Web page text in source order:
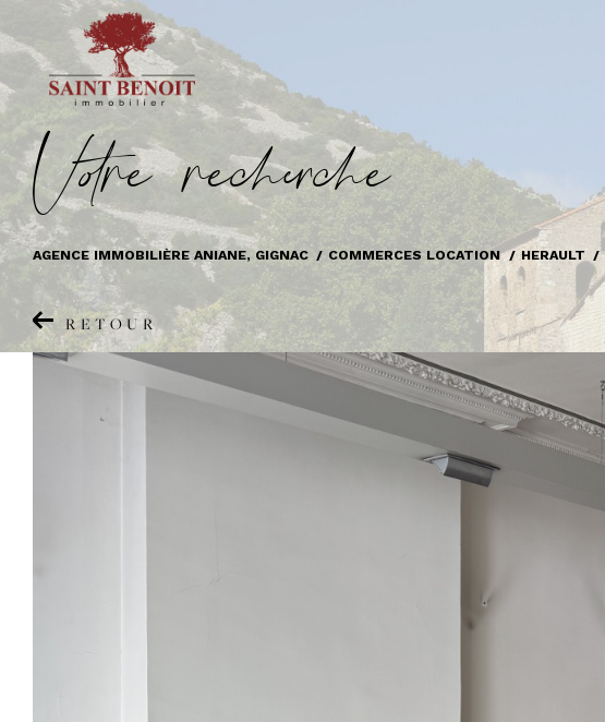
Vore recece
AGENCE IMMOBILIÈRE ANIANE, GIGNAC COMMERCES LOCATION HERAULT
RETOUR